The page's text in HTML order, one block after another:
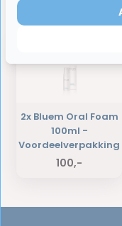
Laatst bekeken
2x Bluem Oral Foam
100ml -
Voordeelverpakking
100,-